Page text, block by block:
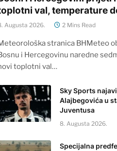
val, temperature
Augusta 2026. 2 Mins Read
stranica BHMeteo
i Hercegovinu naredne
toplotni val…
Sky Sports
Alajbegovića u
Juventusa
8. Augusta 2026.
Specijalna